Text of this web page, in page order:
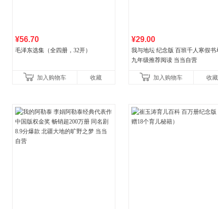
¥56.70
毛泽东选集（全四册，32开）
加入购物车 收藏
¥29.00
我与地坛 纪念版 百班千人寒假书
九年级推荐阅读 当当自营
加入购物车 收藏